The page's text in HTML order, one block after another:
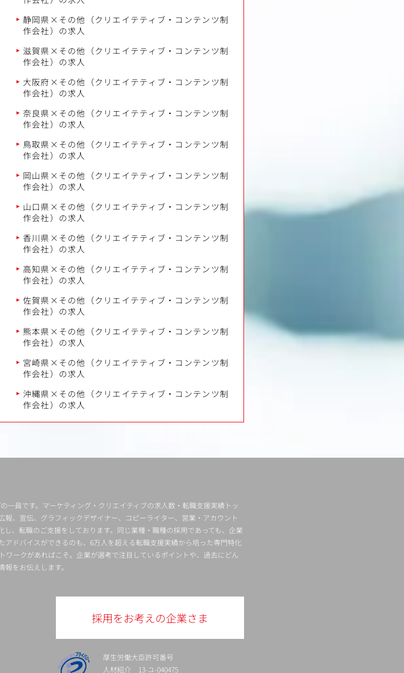
静岡県×その他（クリエイテティブ・コンテンツ制
作会社）の求人
滋賀県×その他（クリエイテティブ・コンテンツ制
作会社）の求人
大阪府×その他（クリエイテティブ・コンテンツ制
作会社）の求人
奈良県×その他（クリエイテティブ・コンテンツ制
作会社）の求人
鳥取県×その他（クリエイテティブ・コンテンツ制
作会社）の求人
岡山県×その他（クリエイテティブ・コンテンツ制
作会社）の求人
山口県×その他（クリエイテティブ・コンテンツ制
作会社）の求人
香川県×その他（クリエイテティブ・コンテンツ制
作会社）の求人
高知県×その他（クリエイテティブ・コンテンツ制
作会社）の求人
佐賀県×その他（クリエイテティブ・コンテンツ制
作会社）の求人
熊本県×その他（クリエイテティブ・コンテンツ制
作会社）の求人
宮崎県×その他（クリエイテティブ・コンテンツ制
作会社）の求人
沖縄県×その他（クリエイテティブ・コンテンツ制
作会社）の求人
一員です。マーケティング・クリエイティブの求人数・転職支援実績トッ
、宣伝、グラフィックデザイナー、コピーライター、営業・アカウント
、転職のご支援をしております。同じ業種・職種の採用であっても、企業
ドバイスができるのも、6万人を超える転職支援実績から培った専門特化
ークがあればこそ。企業が選考で注目しているポイントや、過去にどん
をお伝えします。
採用をお考えの企業さま
厚生労働大臣許可番号
人材紹介 13-ユ-040475